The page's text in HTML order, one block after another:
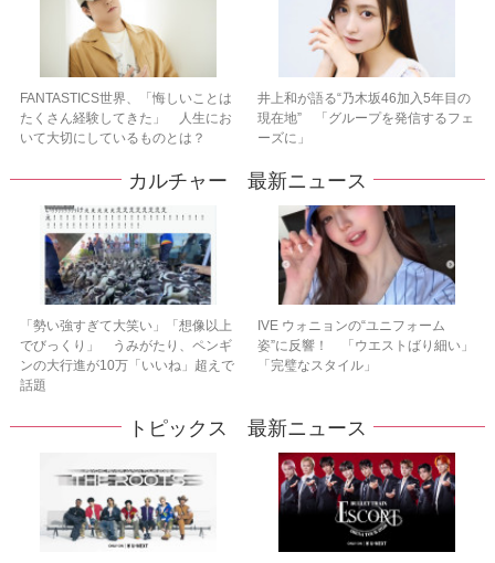
FANTASTICS世界、「悔しいことは
たくさん経験してきた」 人生にお
いて大切にしているものとは？
井上和が語る“乃木坂46加入5年目の
現在地” 「グループを発信するフェ
ーズに」
カルチャー 最新ニュース
「勢い強すぎて大笑い」「想像以上
でびっくり」 うみがたり、ペンギ
ンの大行進が10万「いいね」超えで
話題
IVE ウォニョンの“ユニフォーム
姿”に反響！ 「ウエストばり細い」
「完璧なスタイル」
トピックス 最新ニュース